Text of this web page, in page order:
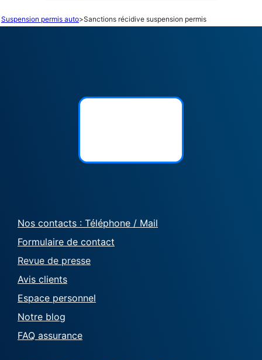
Suspension permis auto>Sanctions récidive suspension permis
Nos contacts : Téléphone / Mail
Formulaire de contact
Revue de presse
Avis clients
Espace personnel
Notre blog
FAQ assurance